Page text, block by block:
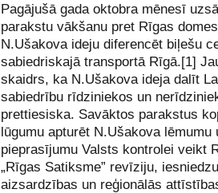
Pagājušā gada oktobra mēnesī
parakstu vākšanu pret Rīgas
N.Ušakova ideju diferencēt biļešu
sabiedriskajā transportā Rīgā.[1]
skaidrs, ka N.Ušakova ideja dalīt
sabiedrību rīdziniekos un
prettiesiska. Savāktos parakstus
lūgumu apturēt N.Ušakova lēmumu
pieprasījumu Valsts kontrolei veikt
„Rīgas Satiksme” revīziju,
aizsardzības un reģionālās